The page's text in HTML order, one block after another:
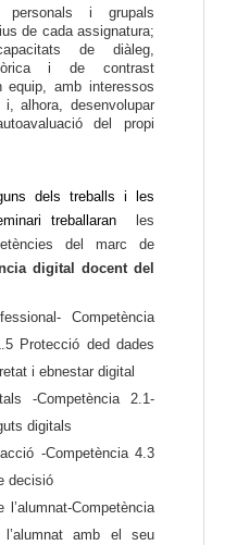
personals i grupals
de cada assignatura;
de diàleg,
i de contrast
equip, amb interessos
alhora, desenvolupar
del propi
dels treballs i les
treballaran
les
del marc de
digital docent del
Competència
Protecció ded dades
i ebnestar digital
-Competència 2.1-
digitals
-Competència 4.3
decisió
Competència
amb el seu